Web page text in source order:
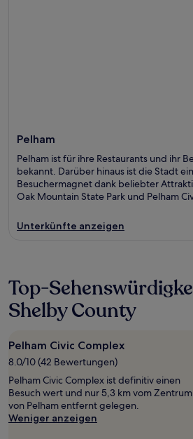
Pelham
Pelham ist für ihre Restaurants und ihr
bekannt. Darüber hinaus ist die Stadt ein
Besuchermagnet dank beliebter
Oak Mountain State Park und Pelham
Unterkünfte anzeigen
Top-
Shelby County
Pelham Civic Complex
8.0/10 (42 Bewertungen)
Pelham Civic Complex ist definitiv einen
Besuch wert und nur 5,3 km vom Zentrum
von Pelham entfernt gelegen.
Weniger anzeigen